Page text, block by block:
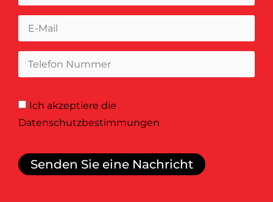
Ich akzeptieredie
Datenschutzbestimmungen
Senden Sie eine Nachricht